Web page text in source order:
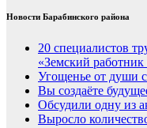
Новости Барабинского района
20 специалистов
«Земский работник
Угощенье от души
Вы создаёте
Обсудили одну из
Выросло